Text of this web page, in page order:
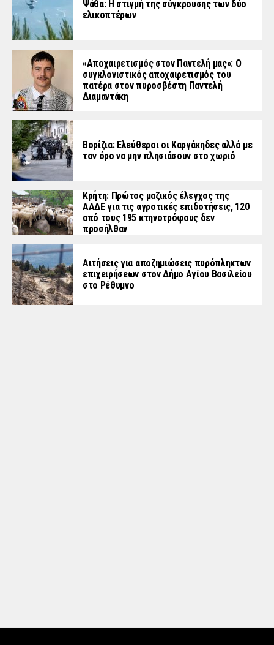
Ψάθα: Η στιγμή της σύγκρουσης των δύο
ελικοπτέρων
«Aποχαιρετισμός στον Παντελή μας»: Ο
συγκλονιστικός αποχαιρετισμός του
πατέρα στον πυροσβέστη Παντελή
Διαμαντάκη
Βορίζια: Ελεύθεροι οι Καργάκηδες αλλά με
τον όρο να μην πλησιάσουν στο χωριό
Κρήτη: Πρώτος μαζικός έλεγχος της
ΑΑΔΕ για τις αγροτικές επιδοτήσεις, 120
από τους 195 κτηνοτρόφους δεν
προσήλθαν
Αιτήσεις για αποζημιώσεις πυρόπληκτων
επιχειρήσεων στον Δήμο Αγίου Βασιλείου
στο Ρέθυμνο